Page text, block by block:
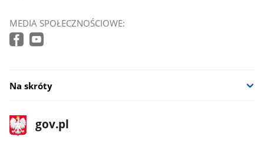
MEDIA SPOŁECZNOŚCIOWE:
Na skróty
stopka
gov.pl
Strona
gov.pl